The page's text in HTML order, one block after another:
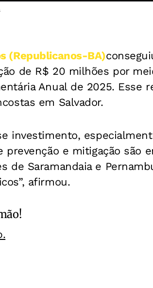
(Republicanos-BA)
de R$ 20 milhões por
Anual de 2025. Esse
em Salvador.
investimento,
e mitigação são
de Saramandaia e
afirmou.